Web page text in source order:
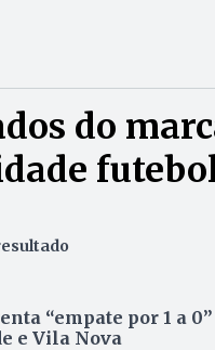
do
“empate por 1 a
e Vila Nova